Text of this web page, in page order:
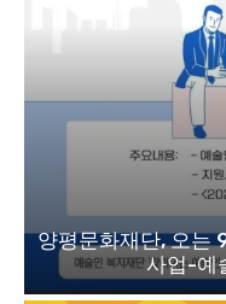
양평문화재단, 오는
사업-예